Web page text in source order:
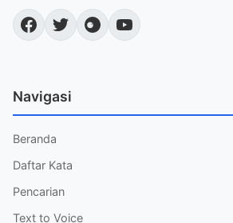
Navigasi
Beranda
Daftar Kata
Pencarian
Text to Voice